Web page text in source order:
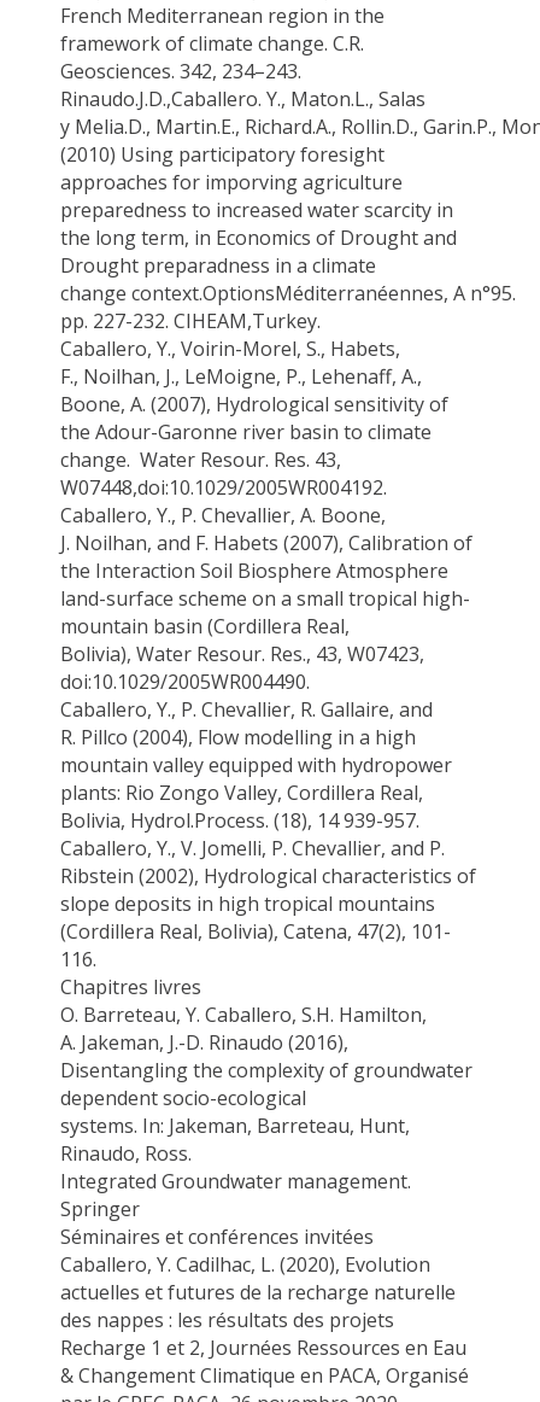
French Mediterranean region in the
framework of climate change. C.R.
Geosciences. 342, 234–243.
Rinaudo.J.D.,Caballero. Y., Maton.L., Salas
y Melia.D., Martin.E., Richard.A., Rollin.D., Garin.P.,
(2010) Using participatory foresight
approaches for imporvingagriculture
preparedness to increased water scarcity in
the long term, in Economics of Drought and
Drought preparadness in a climate
change context.OptionsMéditerranéennes, A n°95.
pp. 227-232. CIHEAM,Turkey.
Caballero, Y., Voirin-Morel, S., Habets,
F., Noilhan, J., LeMoigne, P., Lehenaff, A.,
Boone, A. (2007), Hydrological sensitivity of
the Adour-Garonne river basin to climate
change. Water Resour. Res. 43,
W07448,doi:10.1029/2005WR004192.
Caballero, Y., P. Chevallier, A. Boone,
J. Noilhan, and F. Habets (2007), Calibration of
the Interaction Soil Biosphere Atmosphere
land-surface scheme on a small tropical high-
mountain basin (Cordillera Real,
Bolivia), Water Resour. Res., 43, W07423,
doi:10.1029/2005WR004490.
Caballero, Y., P. Chevallier, R. Gallaire, and
R. Pillco (2004), Flow modelling in a high
mountain valley equipped with hydropower
plants: Rio Zongo Valley, Cordillera Real,
Bolivia, Hydrol.Process. (18), 14 939-957.
Caballero, Y., V. Jomelli, P. Chevallier, and P.
Ribstein (2002), Hydrological characteristics of
slope deposits in high tropical mountains
(Cordillera Real, Bolivia), Catena, 47(2), 101-
116.
Chapitres livres
O. Barreteau, Y. Caballero, S.H. Hamilton,
A. Jakeman, J.-D. Rinaudo (2016),
Disentangling the complexity of groundwater
dependent socio-ecological
systems. In: Jakeman, Barreteau, Hunt,
Rinaudo, Ross.
Integrated Groundwater management.
Springer
Séminaires et conférences invitées
Caballero, Y. Cadilhac, L. (2020), Evolution
actuelles et futures de la recharge naturelle
des nappes : les résultats des projets
Recharge 1 et 2, Journées Ressources en Eau
& Changement Climatique en PACA, Organisé